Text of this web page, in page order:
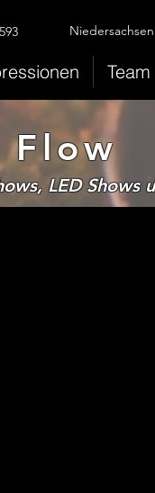
Niedersachsen
Flow
LED Shows